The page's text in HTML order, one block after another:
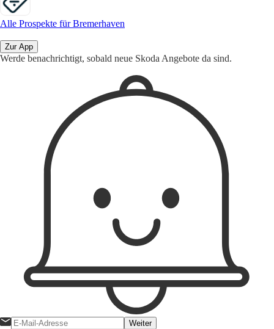
Alle Prospekte für Bremerhaven
Zur App
Werde benachrichtigt, sobald neue Skoda Angebote da sind.
Weiter